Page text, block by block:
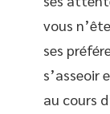
vous
ses
s’asseoir
au cours